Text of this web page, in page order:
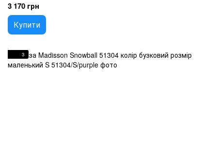
3 170 грн
Купити
3